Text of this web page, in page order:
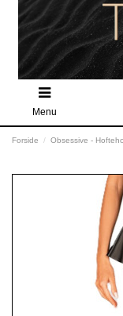
Menu
Forside Obsessive -